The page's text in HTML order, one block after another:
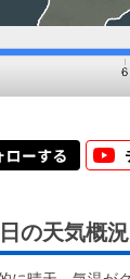
の天気概況